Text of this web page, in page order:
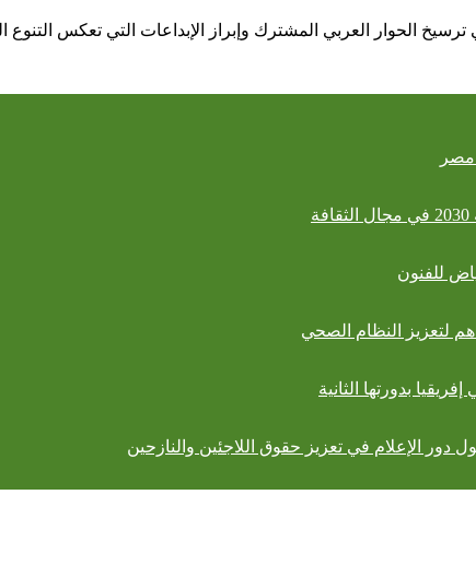
ترسيخ الحوار العربي المشترك وإبراز الإبداعات التي تعكس
مصر
للفنون
لتعزيز النظام الصحي
بدورتها الثانية
دور الإعلام في تعزيز حقوق اللاجئين والنازحين